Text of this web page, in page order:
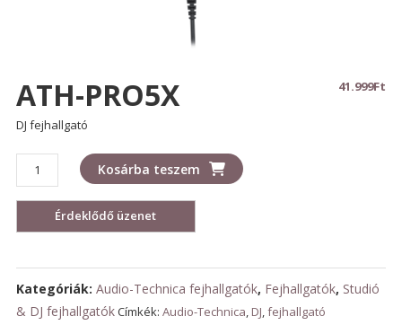
ATH-PRO5X 41.999Ft
DJ fejhallgató
ATH-
PRO5X
mennyiség
Kosárba teszem
Kategóriák: Audio-Technica fejhallgatók, Fejhallgatók, Studió
& DJ fejhallgatókCímkék: Audio-Technica, DJ,fejhallgató